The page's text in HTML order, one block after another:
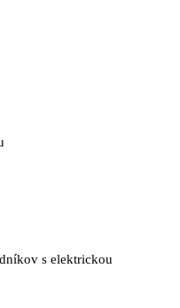
s elektrickou